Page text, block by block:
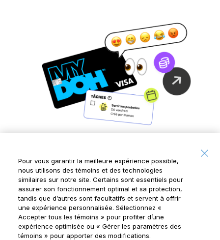
Gestion idéale des
finances de la
famille
Sans frais mensuels, il vous en reste
plus dans les poches pour aider vos
enfants à gagner de l’argent, à dépenser
et à épargner.
Pour vous garantir la meilleure expérience possible,
nous utilisons des témoins et des technologies
similaires sur notre site. Certains sont essentiels pour
assurer son fonctionnement optimal et sa protection,
tandis que d’autres sont facultatifs et servent à offrir
une expérience personnalisée. Sélectionnez «
Accepter tous les témoins » pour profiter d’une
expérience optimisée ou « Gérer les paramètres des
témoins » pour apporter des modifications.